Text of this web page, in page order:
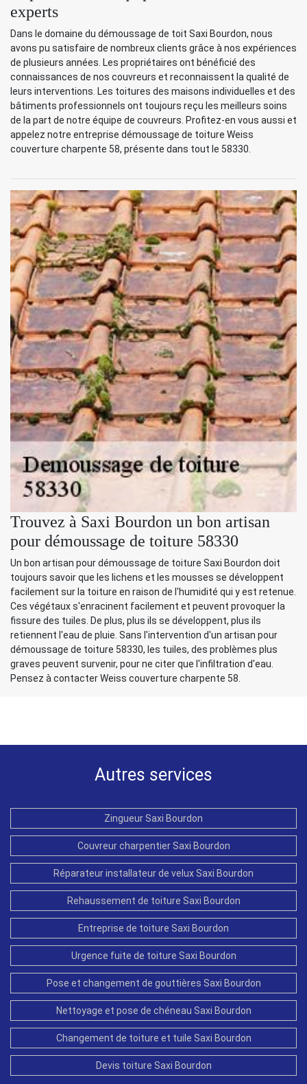
experts
Dans le domaine du démoussage de toit Saxi Bourdon, nous
avons pu satisfaire de nombreux clients grâce à nos expériences
de plusieurs années. Les propriétaires ont bénéficié des
connaissances de nos couvreurs et reconnaissent la qualité de
leurs interventions. Les toitures des maisons individuelles et des
bâtiments professionnels ont toujours reçu les meilleurs soins
de la part de notre équipe de couvreurs. Profitez-en vous aussi et
appelez notre entreprise démoussage de toiture Weiss
couverture charpente 58, présente dans tout le 58330.
Trouvez à Saxi Bourdon un bon artisan
pour démoussage de toiture 58330
Un bon artisan pour démoussage de toiture Saxi Bourdon doit
toujours savoir que les lichens et les mousses se développent
facilement sur la toiture en raison de l'humidité qui y est retenue.
Ces végétaux s'enracinent facilement et peuvent provoquer la
fissure des tuiles. De plus, plus ils se développent, plus ils
retiennent l'eau de pluie. Sans l'intervention d'un artisan pour
démoussage de toiture 58330, les tuiles, des problèmes plus
graves peuvent survenir, pour ne citer que l'infiltration d'eau.
Pensez à contacter Weiss couverture charpente 58.
Autres services
Zingueur Saxi Bourdon
Couvreur charpentier Saxi Bourdon
Réparateur installateur de velux Saxi Bourdon
Rehaussement de toiture Saxi Bourdon
Entreprise de toiture Saxi Bourdon
Urgence fuite de toiture Saxi Bourdon
Pose et changement de gouttières Saxi Bourdon
Nettoyage et pose de chéneau Saxi Bourdon
Changement de toiture et tuile Saxi Bourdon
Devis toiture Saxi Bourdon